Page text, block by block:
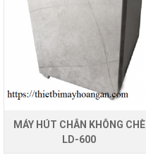
MÁY HÚT CHÂN KHÔNG CHÈ
LD-600